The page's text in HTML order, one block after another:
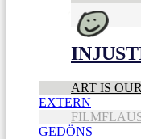
ART IS
EXTERN
GEDÖNS